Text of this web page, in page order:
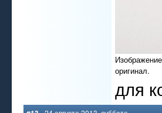
оригинал.
для